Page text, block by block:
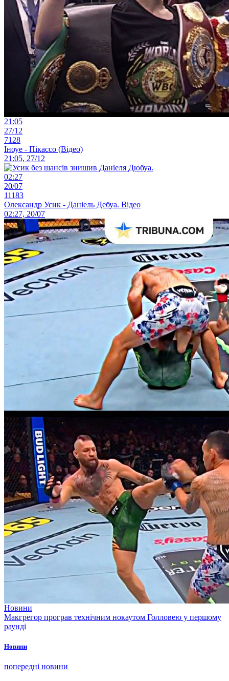
21:05
27/12
7128
Іноуе - Пікассо (Відео)
21:05, 27/12
02:27
20/07
11183
Олександр Усик - Даніель Дебуа. Відео
02:27, 20/07
Новини
Макгрегор програв технічним нокаутом Голловею у першому
раунді
Новини
попередні новини